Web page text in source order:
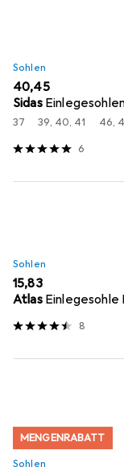
Sohlen
EUR
40,45
Sidas
37 39, 40, 41 46,
6
Sohlen
EUR
15,83
Atlas Einlegesohle
8
MENGENRABATT
Sohlen